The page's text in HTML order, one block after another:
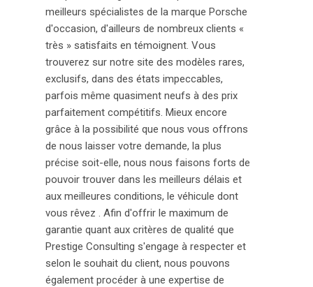
meilleurs spécialistes de la marque Porsche
d'occasion, d'ailleurs de nombreux clients «
très » satisfaits en témoignent. Vous
trouverez sur notre site des modèles rares,
exclusifs, dans des états impeccables,
parfois même quasiment neufs à des prix
parfaitement compétitifs. Mieux encore
grâce à la possibilité que nous vous offrons
de nous laisser votre demande, la plus
précise soit-elle, nous nous faisons forts de
pouvoir trouver dans les meilleurs délais et
aux meilleures conditions, le véhicule dont
vous rêvez . Afin d'offrir le maximum de
garantie quant aux critères de qualité que
Prestige Consulting s'engage à respecter et
selon le souhait du client, nous pouvons
également procéder à une expertise de